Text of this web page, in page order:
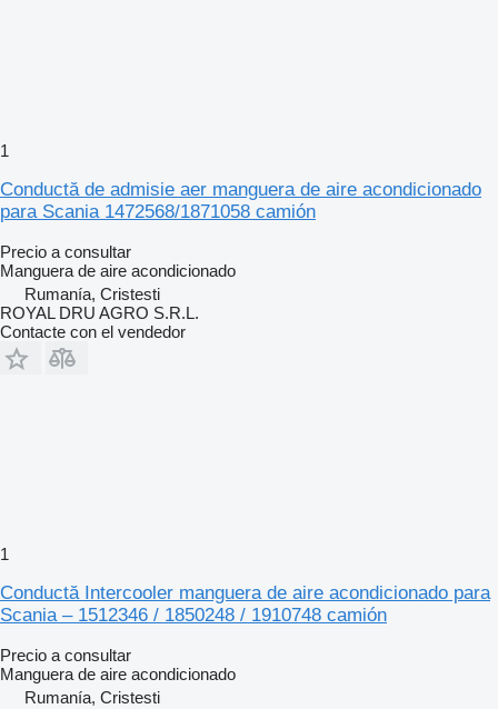
1
Conductă de admisie aer manguera de aire acondicionado
para Scania 1472568/1871058 camión
Precio a consultar
Manguera de aire acondicionado
Rumanía, Cristesti
ROYAL DRU AGRO S.R.L.
Contacte con el vendedor
1
Conductă Intercooler manguera de aire acondicionado para
Scania – 1512346 / 1850248 / 1910748 camión
Precio a consultar
Manguera de aire acondicionado
Rumanía, Cristesti